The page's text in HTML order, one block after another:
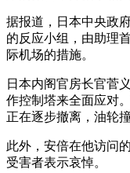
据报道，日本中央政
的反应小组，由助理
际机场的措施。
日本内阁官房长官菅
作控制塔来全面应对
正在逐步撤离，油轮
此外，安倍在他访问
受害者表示哀悼。